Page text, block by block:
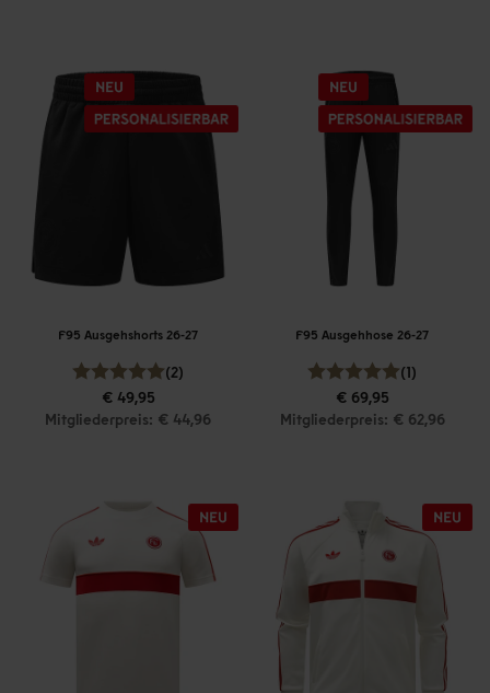
F95 Ausgehshorts 26-27
(2)
€ 49,95
Mitgliederpreis: € 44,96
F95 Ausgehhose 26-27
(1)
€ 69,95
Mitgliederpreis: € 62,96